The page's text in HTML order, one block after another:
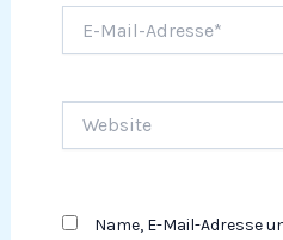
Mail-
Name, E-Mail-Adresse